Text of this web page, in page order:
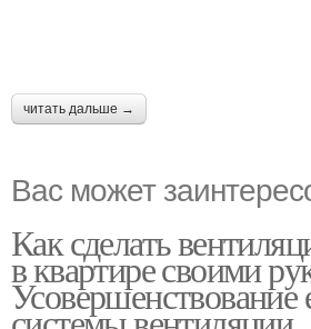
читать дальше →
Вас может
Как сделать
в квартире своими
Усовершенствование